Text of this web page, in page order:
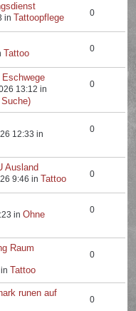
in Tattoopflege 0
Tattoo 0
13:12 in 0
12:33 in 0
Ausland
9:46 in Tattoo 0
inOhne
0
Raum
Tattoo
0
runen auf
0